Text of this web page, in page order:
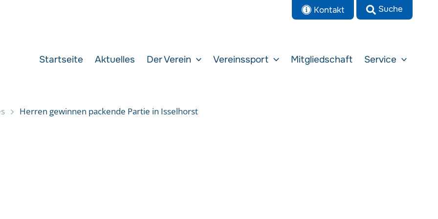
Kontakt
Startseite Aktuelles Der Verein Vereinssport Mitgliedschaft Service
Herren gewinnen packende Partie in Isselhorst